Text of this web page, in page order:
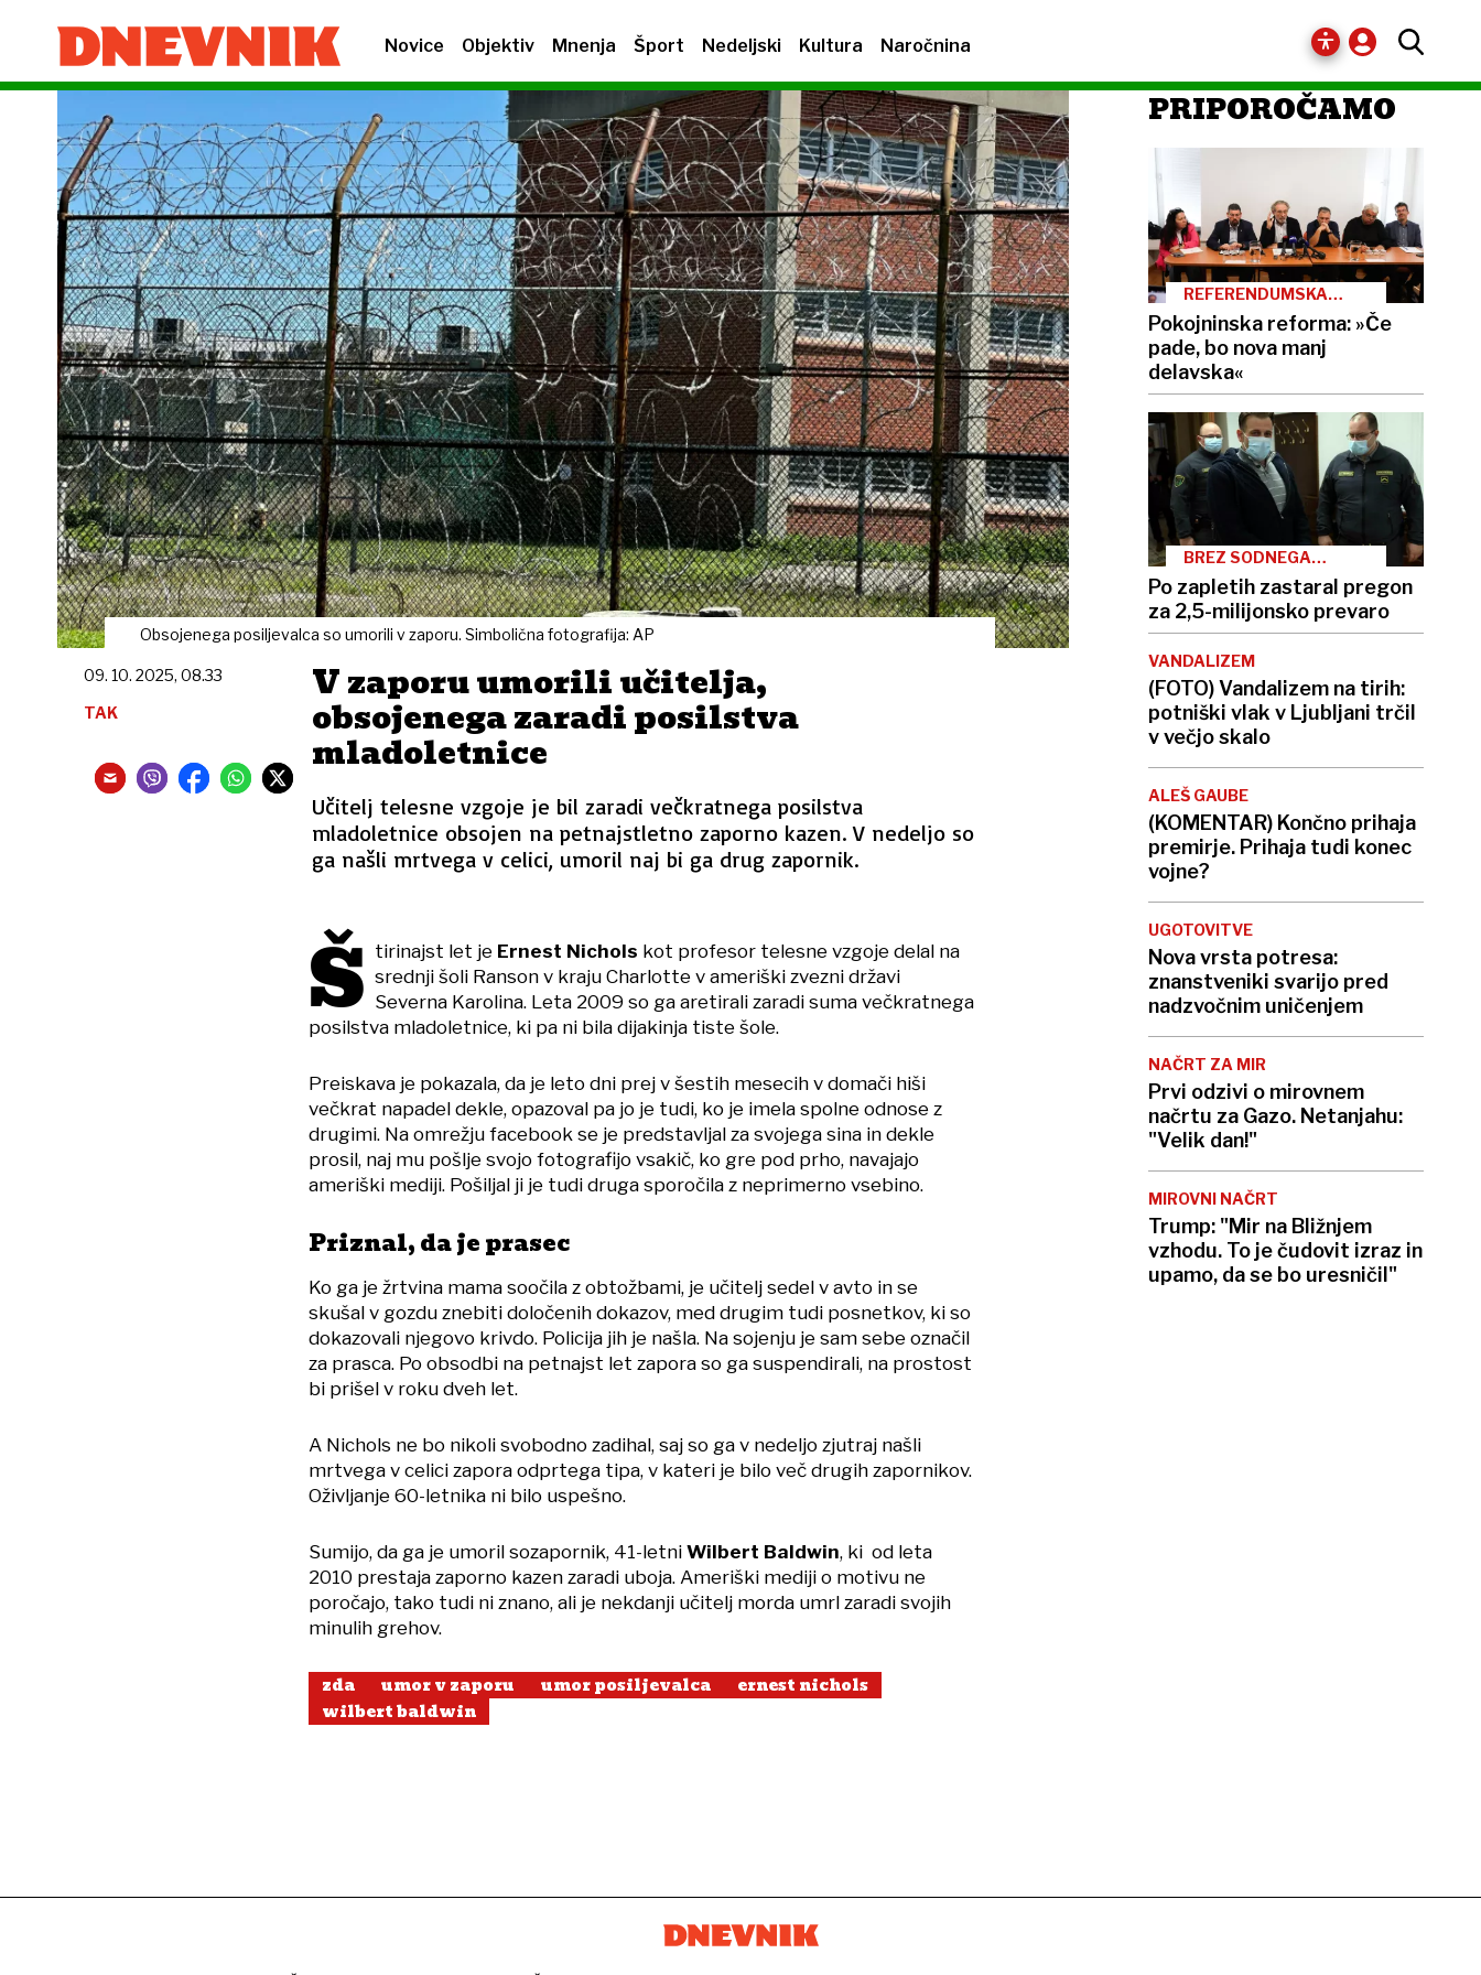
Novice Objektiv Mnenja Šport Nedeljski Kultura Naročnina
Obsojenega posiljevalca so umorili v zaporu. Simbolična fotografija: AP
V zaporu umorili učitelja,
obsojenega zaradi posilstva
mladoletnice
Učitelj telesne vzgoje je bil zaradi večkratnega posilstva
mladoletnice obsojen na petnajstletno zaporno kazen. V nedeljo so
ga našli mrtvega v celici, umoril naj bi ga drug zapornik.
09. 10. 2025, 08.33
TAK
Š tirinajst let je Ernest Nichols kot profesor telesne vzgoje delal na
srednji šoli Ranson v kraju Charlotte v ameriški zvezni državi
Severna Karolina. Leta 2009 so ga aretirali zaradi suma večkratnega
posilstva mladoletnice, ki pa ni bila dijakinja tiste šole.
Preiskava je pokazala, da je leto dni prej v šestih mesecih v domači hiši
večkrat napadel dekle, opazoval pa jo je tudi, ko je imela spolne odnose z
drugimi. Na omrežju facebook se je predstavljal za svojega sina in dekle
prosil, naj mu pošlje svojo fotografijo vsakič, ko gre pod prho, navajajo
ameriški mediji. Pošiljal ji je tudi druga sporočila z neprimerno vsebino.
Priznal, da je prasec
Ko ga je žrtvina mama soočila z obtožbami, je učitelj sedel v avto in se
skušal v gozdu znebiti določenih dokazov, med drugim tudi posnetkov, ki so
dokazovali njegovo krivdo. Policija jih je našla. Na sojenju je sam sebe označil
za prasca. Po obsodbi na petnajst let zapora so ga suspendirali, na prostost
bi prišel v roku dveh let.
A Nichols ne bo nikoli svobodno zadihal, saj so ga v nedeljo zjutraj našli
mrtvega v celici zapora odprtega tipa, v kateri je bilo več drugih zapornikov.
Oživljanje 60-letnika ni bilo uspešno.
Sumijo, da ga je umoril sozapornik, 41-letni Wilbert Baldwin, ki od leta
2010 prestaja zaporno kazen zaradi uboja. Ameriški mediji o motivu ne
poročajo, tako tudi ni znano, ali je nekdanji učitelj morda umrl zaradi svojih
minulih grehov.
zda umor v zaporu umor posiljevalca
ernest nichols
wilbert baldwin
PRIPOROČAMO
REFERENDUMSKA
GROŽNJA
Pokojninska reforma: »Če
pade, bo nova manj
delavska«
BREZ SODNEGA
EPILOGA
Po zapletih zastaral pregon
za 2,5-milijonsko prevaro
VANDALIZEM
(FOTO) Vandalizem na tirih:
potniški vlak v Ljubljani trčil
v večjo skalo
ALEŠ GAUBE
(KOMENTAR) Končno prihaja
premirje. Prihaja tudi konec
vojne?
UGOTOVITVE
Nova vrsta potresa:
znanstveniki svarijo pred
nadzvočnim uničenjem
NAČRT ZA MIR
Prvi odzivi o mirovnem
načrtu za Gazo. Netanjahu:
"Velik dan!"
MIROVNI NAČRT
Trump: "Mir na Bližnjem
vzhodu. To je čudovit izraz in
upamo, da se bo uresničil"